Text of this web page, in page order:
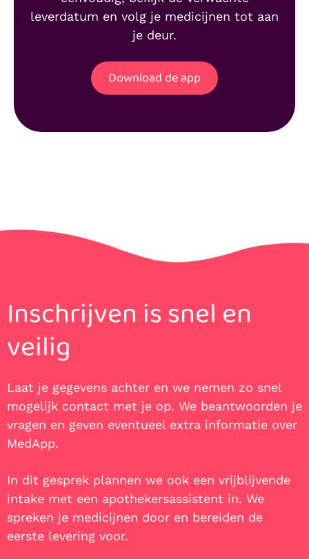
leverdatum en volg je medicijnen tot aan
je deur.
Download de app
Inschrijven is snel en
veilig
Laat je gegevens achter en we nemen zo snel
mogelijk contact met je op. We beantwoorden je
vragen en geven eventueel extra informatie over
MedApp.
In dit gesprek plannen we ook een vrijblijvende
intake met een apothekersassistent in. We
spreken je medicijnen door en bereiden de
eerste levering voor.